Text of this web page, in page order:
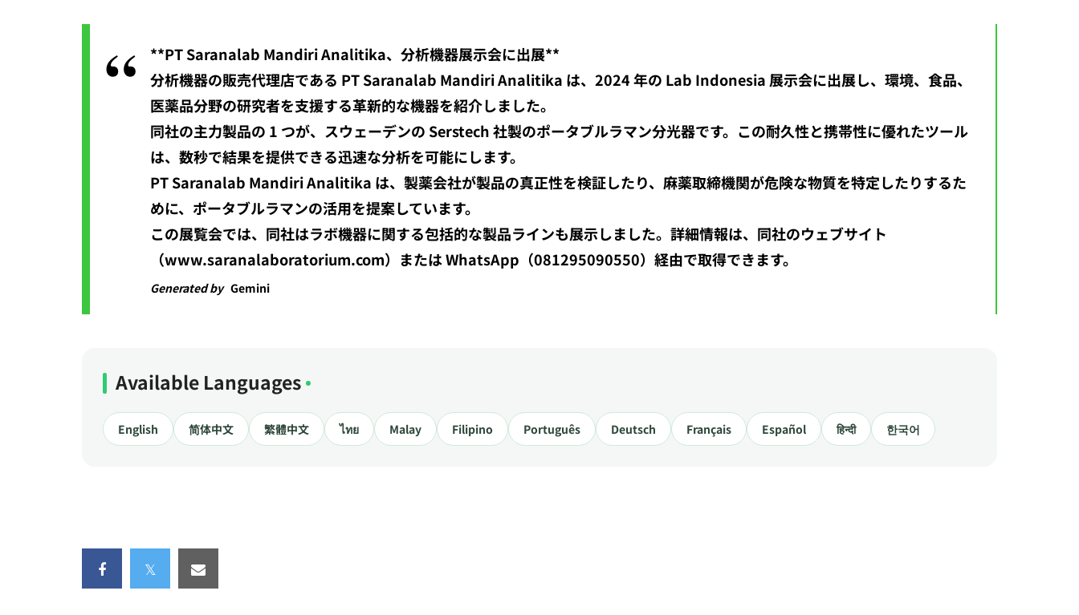
**PT Saranalab Mandiri Analitika、分析機器展示会に出展**
分析機器の販売代理店である PT Saranalab Mandiri Analitika は、2024 年の Lab Indonesia 展示会に出展し、環境、食品、
医薬品分野の研究者を支援する革新的な機器を紹介しました。
同社の主力製品の 1 つが、スウェーデンの Serstech 社製のポータブルラマン分光器です。この耐久性と携帯性に優れたツール
は、数秒で結果を提供できる迅速な分析を可能にします。
PT Saranalab Mandiri Analitika は、製薬会社が製品の真正性を検証したり、麻薬取締機関が危険な物質を特定したりするた
めに、ポータブルラマンの活用を提案しています。
この展覧会では、同社はラボ機器に関する包括的な製品ラインも展示しました。詳細情報は、同社のウェブサイト
（www.saranalaboratorium.com）または WhatsApp（081295090550）経由で取得できます。
Generated by Gemini
Available Languages
English 简体中文 繁體中文 ไทย Malay Filipino Português Deutsch Français Español हिन्दी 한국어